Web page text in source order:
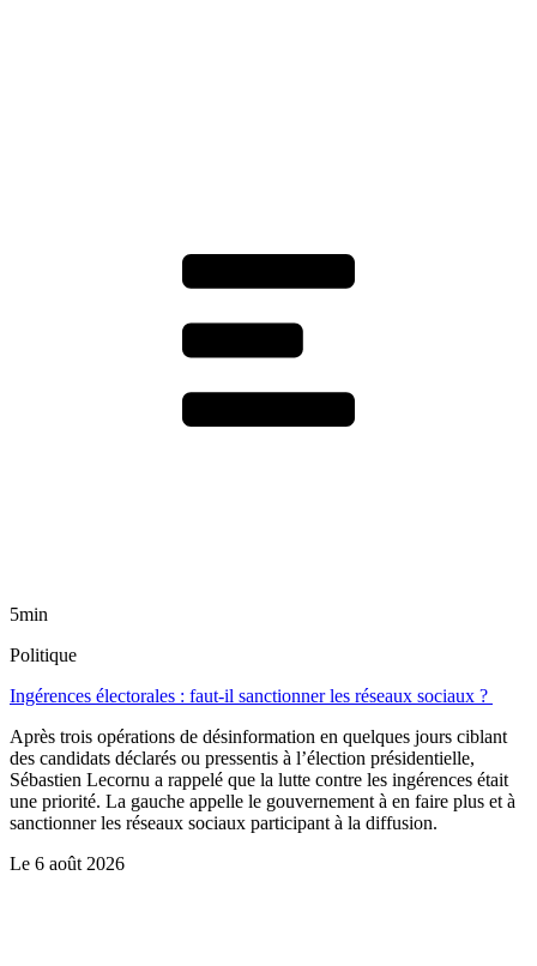
5min
Politique
Ingérences électorales : faut-il sanctionner les réseaux sociaux ?
Après trois opérations de désinformation en quelques jours ciblant
des candidats déclarés ou pressentis à l’élection présidentielle,
Sébastien Lecornu a rappelé que la lutte contre les ingérences était
une priorité. La gauche appelle le gouvernement à en faire plus et à
sanctionner les réseaux sociaux participant à la diffusion.
Le 6 août 2026